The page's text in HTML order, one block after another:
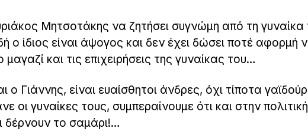
Μητσοτάκης να ζητήσει συγνώμη από τη γυναίκα
ο ίδιος είναι άψογος και δεν έχει δώσει ποτέ αφορμή
και τις επιχειρήσεις της γυναίκας του…
ο Γιάννης, είναι ευαίσθητοι άνδρες, όχι τίποτα
οι γυναίκες τους, συμπεραίνουμε ότι και στην πολιτική
δέρνουν το σαμάρι!…